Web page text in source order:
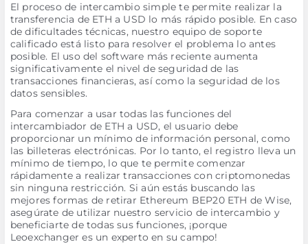
El proceso de intercambio simple te permite realizar la
transferencia de ETH a USD lo más rápido posible. En caso
de dificultades técnicas, nuestro equipo de soporte
calificado está listo para resolver el problema lo antes
posible. El uso del software más reciente aumenta
significativamente el nivel de seguridad de las
transacciones financieras, así como la seguridad de los
datos sensibles.
Para comenzar a usar todas las funciones del
intercambiador de ETH a USD, el usuario debe
proporcionar un mínimo de información personal, como
las billeteras electrónicas. Por lo tanto, el registro lleva un
mínimo de tiempo, lo que te permite comenzar
rápidamente a realizar transacciones con criptomonedas
sin ninguna restricción. Si aún estás buscando las
mejores formas de retirar Ethereum BEP20 ETH de Wise,
asegúrate de utilizar nuestro servicio de intercambio y
beneficiarte de todas sus funciones, ¡porque
Leoexchanger es un experto en su campo!